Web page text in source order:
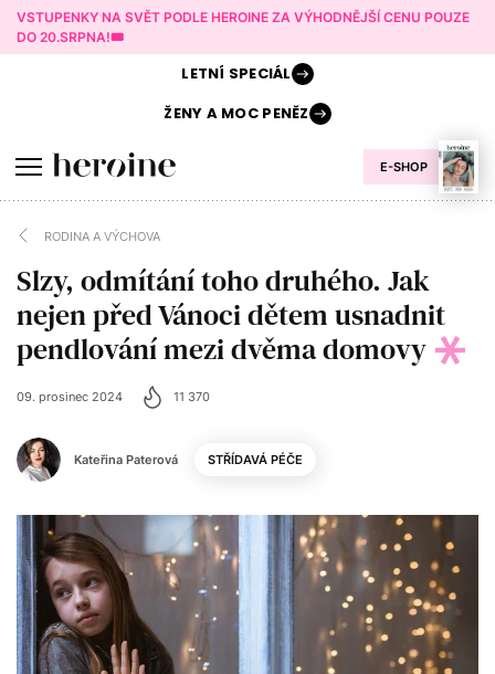
VSTUPENKY NA SVĚT PODLE HEROINE ZA VÝHODNĚJŠÍ CENU POUZE
DO 20.SRPNA!🎟️
E-SHOP
LETNÍ SPECIÁL
ŽENY AMOC PENĚZ
RODINA A VÝCHOVA
Slzy, odmítání toho druhého. Jak
nejen před Vánoci dětem usnadnit
pendlování mezi dvěma domovy
Kateřina Paterová
09. prosinec 2024 11 370
STŘÍDAVÁ PÉČE